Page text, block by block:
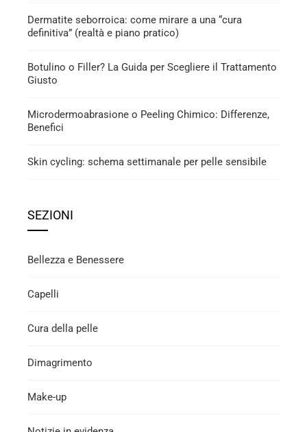
Dermatite seborroica: come mirare a una “cura
definitiva” (realtà e piano pratico)
Botulino o Filler? La Guida per Scegliere il Trattamento
Giusto
Microdermoabrasione o Peeling Chimico: Differenze,
Benefici
Skin cycling: schema settimanale per pelle sensibile
SEZIONI
Bellezza e Benessere
Capelli
Cura della pelle
Dimagrimento
Make-up